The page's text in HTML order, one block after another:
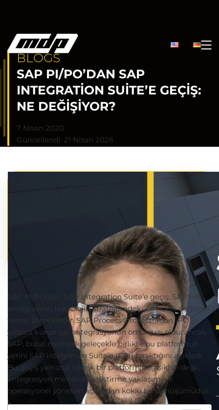
BLOGS
SAP PI/PO’DAN SAP
INTEGRATION SUITE’E GEÇIŞ:
NE DEĞIŞIYOR?
7 Nisan 2020
Güncellendi: 21 Nisan 2026
SAP PI/PO’dan SAP Integration Suite’e geçiş, SAP’nin
entegrasyon teknolojisi stratejisindeki en köklü değişimi
temsil etmektedir. SAP Process Orchestration (PO),
yıllarca kurumsal entegrasyonun omurgası oldu; ancak
SAP, bulut merkezli geleçekle birlikte bu platformun
yerini SAP Integration Suite’e (CPI) bıraktığını açıkladı.
Bu geçiş yalnızca teknik bir platform değişikliği değil;
entegrasyon mimarisi, geliştirme yaklaşımı ve
operasyonel yönetim açısından köklü bir dönüşümüdür.